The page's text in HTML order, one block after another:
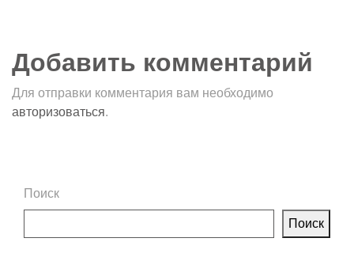
Добавить комментарий
Для отправки комментария вам необходимо
авторизоваться.
Поиск
Поиск